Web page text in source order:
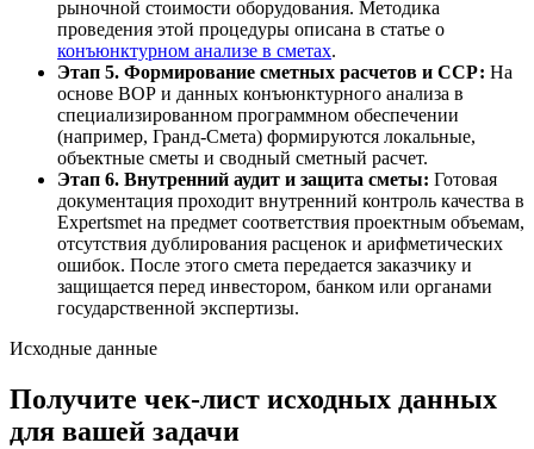
рыночной стоимости оборудования. Методика
проведения этой процедуры описана в статье о
конъюнктурном анализе в сметах.
Этап 5. Формирование сметных расчетов и ССР: На
основе ВОР и данных конъюнктурного анализа в
специализированном программном обеспечении
(например, Гранд-Смета) формируются локальные,
объектные сметы и сводный сметный расчет.
Этап 6. Внутренний аудит и защита сметы: Готовая
документация проходит внутренний контроль качества в
Expertsmet на предмет соответствия проектным объемам,
отсутствия дублирования расценок и арифметических
ошибок. После этого смета передается заказчику и
защищается перед инвестором, банком или органами
государственной экспертизы.
Исходные данные
Получите чек-лист исходных данных
для вашей задачи